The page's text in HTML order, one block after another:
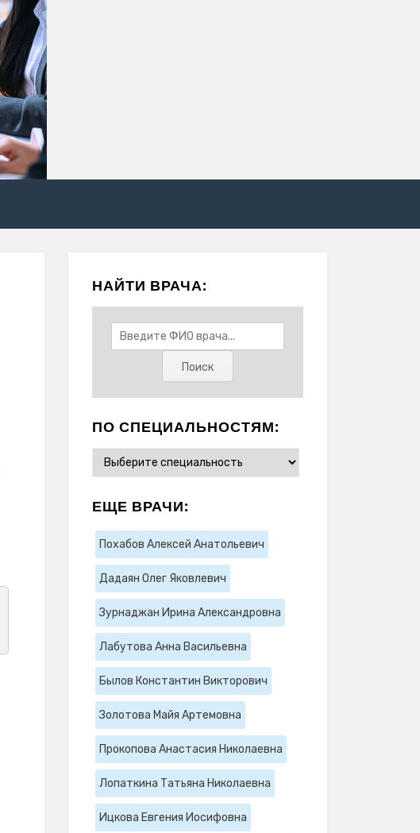
НАЙТИ ВРАЧА:
ПО СПЕЦИАЛЬНОСТЯМ:
ЕЩЕ ВРАЧИ:
Похабов Алексей Анатольевич
Дадаян Олег Яковлевич
Зурнаджан Ирина Александровна
Лабутова Анна Васильевна
Былов Константин Викторович
Золотова Майя Артемовна
Прокопова Анастасия Николаевна
Лопаткина Татьяна Николаевна
Ицкова Евгения Иосифовна